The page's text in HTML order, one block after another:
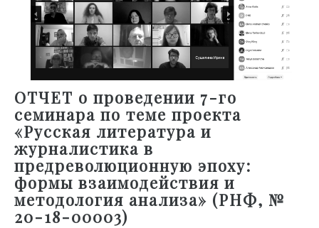
ОТЧЕТ о проведении 7-го
семинара по теме проекта
«Русская литература и
журналистика в
предреволюционную эпоху:
формы взаимодействия и
методология анализа» (РНФ, №
20-18-00003)